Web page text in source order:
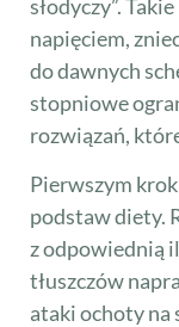
słodyczy”.
napięciem,
do dawnych
stopniowe
rozwiązań,
Pierwszym
podstaw diety.
z odpowiednią
tłuszczów
ataki ochoty na